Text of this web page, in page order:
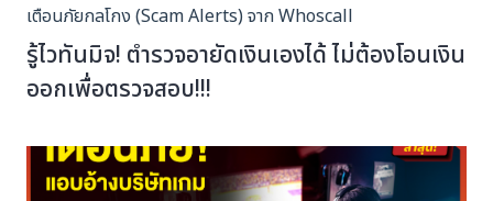
เตือนภัยกลโกง (Scam Alerts) จาก Whoscall
รู้ไวทันมิจ! ตำรวจอายัดเงินเองได้ ไม่ต้องโอนเงิน
ออกเพื่อตรวจสอบ!!!